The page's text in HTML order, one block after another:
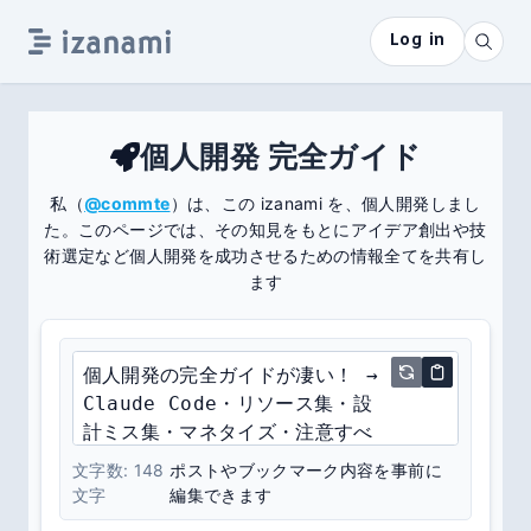
Log in
個人開発 完全ガイド
私（@commte）は、この izanami を、個人開発しまし
た。
このページでは、その知見をもとにアイデア創出や技
術選定など個人開発を成功させるための情報全てを共有し
ます
文字数: 148
文字
ポストやブックマーク内容を事前に
編集できます